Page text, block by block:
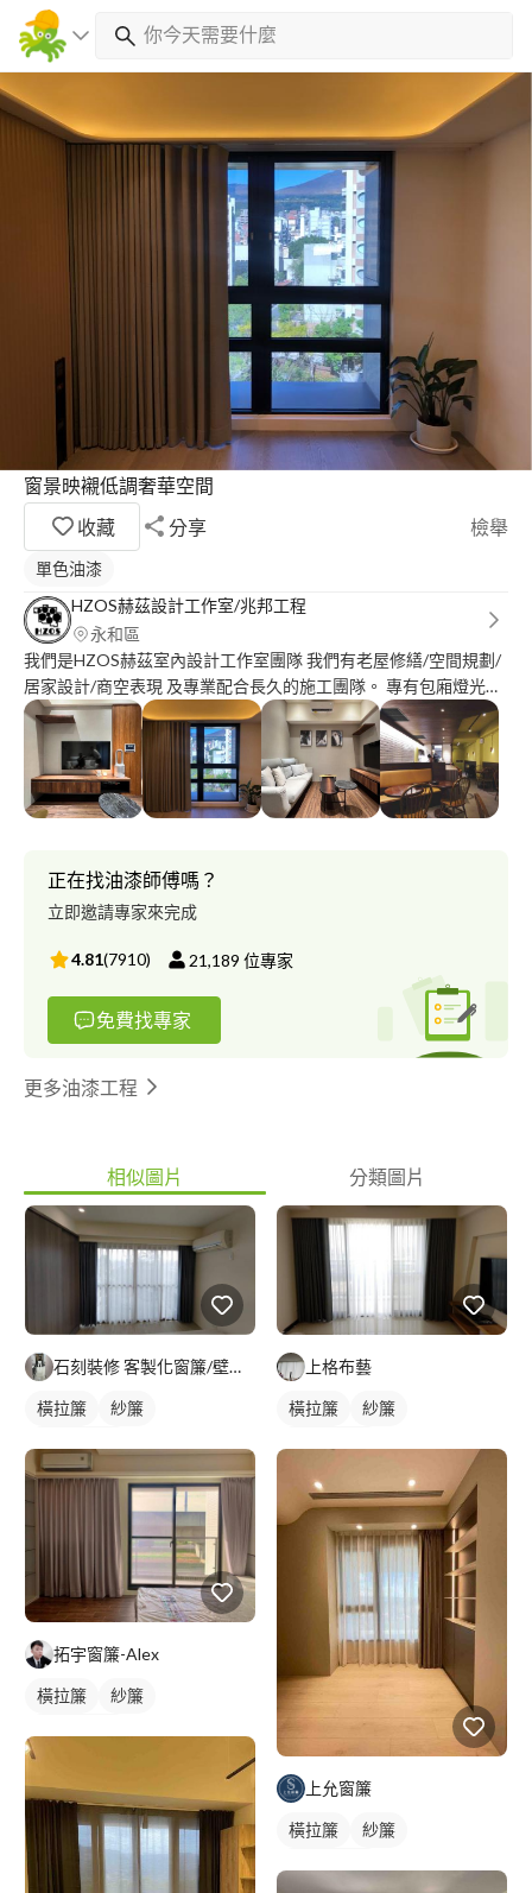
窗景映襯低調奢華空間
收藏
分享 檢舉
單色油漆
HZOS赫茲設計工作室/兆邦工程
永和區
我們是HZOS赫茲室內設計工作室團隊 我們有老屋修繕/空間規劃/
居家設計/商空表現 及專業配合長久的施工團隊。 專有包廂燈光設
計、隔音系統經驗。 最有溫度的室內設計，達成您對未來的期待
正在找油漆師傅嗎？
立即邀請專家來完成
4.81(7910) 21,189 位專家
免費找專家
更多油漆工程
相似圖片 分類圖片
石刻裝修 客製化窗簾/壁紙/地板/系統櫃
橫拉簾
紗簾
拓宇窗簾-Alex
橫拉簾
紗簾
上格布藝
橫拉簾
紗簾
上允窗簾
橫拉簾
紗簾